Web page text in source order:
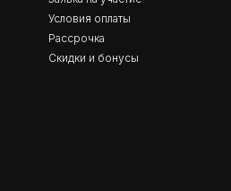
Условия оплаты
Рассрочка
Скидки и бонусы